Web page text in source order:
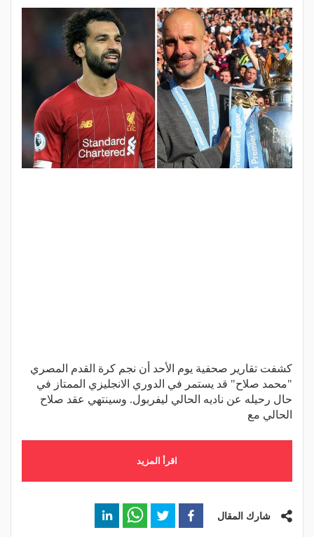
كشفت تقارير صحفية يوم الأحد أن نجم كرة القدم المصري
"محمد صلاح" قد يستمر في الدوري الانجليزي الممتاز في
حال رحيله عن ناديه الحالي ليفربول. وسينتهي عقد صلاح
الحالي مع
اقرأ المزيد
شارك المقال